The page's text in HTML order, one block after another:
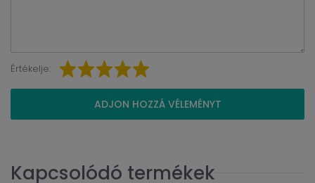
Értékelje:
ADJON HOZZÁ VÉLEMÉNYT
Kapcsolódó termékek